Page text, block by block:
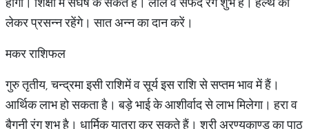
लेकर प्रसन्न रहेंगे। सात अन्न का दान करें।
मकर राशिफल
गुरु तृतीय, चन्द्रमा इसी राशिमें व सूर्य इस राशि से सप्तम भाव में हैं।
आर्थिक लाभ हो सकता है। बड़े भाई के आशीर्वाद से लाभ मिलेगा। हरा व
बैगनी रंग शुभ है। धार्मिक यात्रा कर सकते हैं। श्री अरण्यकाण्ड का पाठ